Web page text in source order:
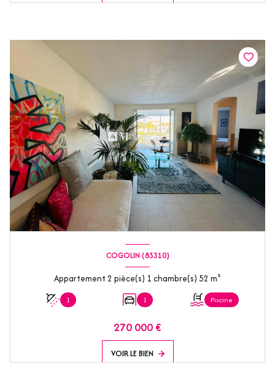
COGOLIN (83310)
Appartement 2 pièce(s) 1 chambre(s) 52 m²
1 1 Piscine
270 000 €
VOIR LE BIEN